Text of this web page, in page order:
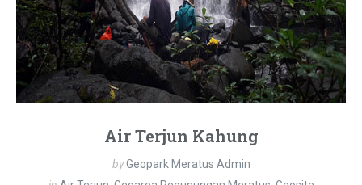
Air Terjun Kahung
byGeopark Meratus Admin